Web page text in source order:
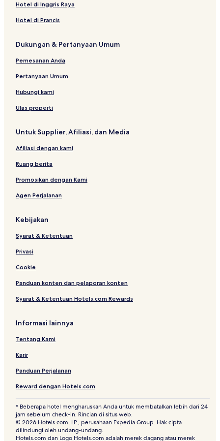
E
N
E
c
t
y
s
a
l
y
J
E
O
E
R
I
I
N
E
R
L
L
U
Hotel di Inggris Raya
Hotel di Prancis
Dukungan & Pertanyaan Umum
Pemesanan Anda
Pertanyaan Umum
Hubungi kami
Ulas properti
Untuk Supplier, Afiliasi, dan Media
Afiliasi dengan kami
Ruang berita
Promosikan dengan Kami
Agen Perjalanan
Kebijakan
Syarat & Ketentuan
Privasi
Cookie
Panduan konten dan pelaporan konten
Syarat & Ketentuan Hotels.com Rewards
Informasi lainnya
Tentang Kami
Karir
Panduan Perjalanan
Reward dengan Hotels.com
* Beberapa hotel mengharuskan Anda untuk membatalkan lebih dari 24
jam sebelum check-in. Rincian di situs web.
© 2026 Hotels.com, LP., perusahaan Expedia Group. Hak cipta
dilindungi oleh undang-undang.
Hotels.com dan Logo Hotels.com adalah merek dagang atau merek